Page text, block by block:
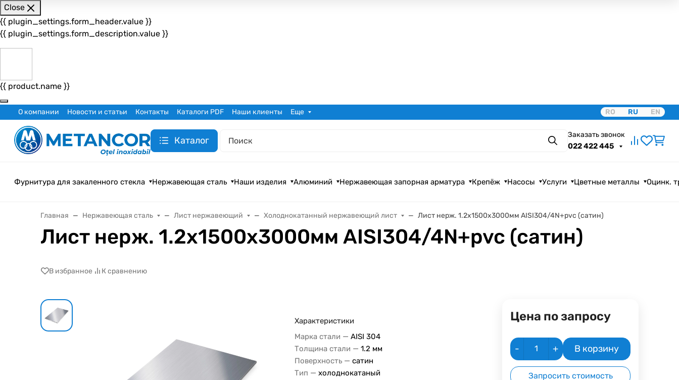
Close
{{ plugin_settings.form_header.value }}
{{ plugin_settings.form_description.value }}
{{ product.name }}
О компании Новости и статьи Контакты Каталоги PDF Наши клиенты Еще RO RU EN
Каталог Поиск
Заказать звонок
022 422 445
Фурнитура для закаленного стекла Нержавеющая сталь Наши изделия Алюминий Нержавеющая запорная арматура Крепёж Насосы Услуги Цветные металлы Оцинк.
Главная Нержавеющая сталь Лист нержавеющий Холоднокатанный нержавеющий лист Лист нерж. 1.2х1500х3000мм AISI304/4N+pvc (сатин)
Лист нерж. 1.2х1500х3000мм AISI304/4N+pvc (сатин)
В избранное К сравнению
Характеристики
Марка стали — AISI 304
Толщина стали — 1.2 мм
Поверхность — сатин
Тип — холоднокатаный
Цена по запросу
- + В корзину
Запросить стоимость